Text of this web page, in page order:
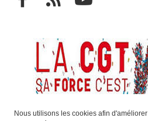
Nous utilisons les cookies afin d'améliorer